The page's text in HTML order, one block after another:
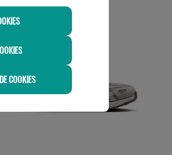
COOKIES